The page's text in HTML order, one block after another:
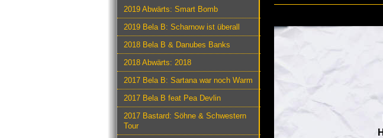
2019 Abwärts: Smart Bomb
2019 Bela B: Scharnow ist überall
2018 Bela B & Danubes Banks
2018 Abwärts: 2018
2017 Bela B: Sartana war noch Warm
2017 Bela B feat Pea Devlin
2017 Bastard: Söhne & Schwestern
Tour